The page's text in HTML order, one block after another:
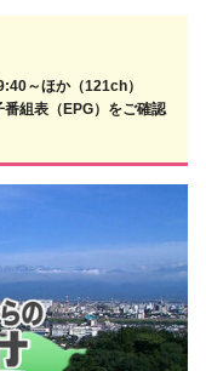
～ほか（121ch）
組表（EPG）をご確認